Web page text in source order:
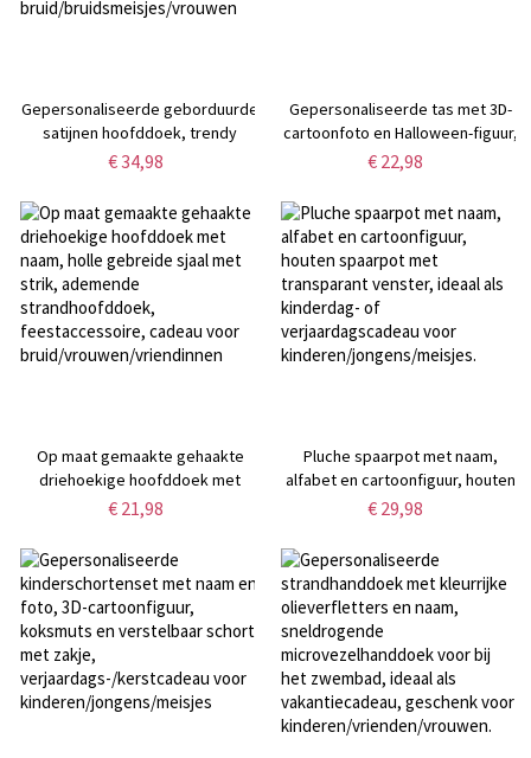
Gepersonaliseerde geborduurde
satijnen hoofddoek, trendy
hoofddoek voor strandvakantie,
vrijgezellenfeest,
huwelijksgeschenk voor
bruid/bruidsmeisjes/vrouwen
€ 34,98
Gepersonaliseerde tas met 3D-
cartoonfoto en Halloween-figuur,
inclusief naam, ruime tas van
cadeau voor kinderen.
€ 22,98
Op maat gemaakte gehaakte
driehoekige hoofddoek met
naam, holle gebreide sjaal met
strandhoofddoek,
feestaccessoire, cadeau voor
bruid/vrouwen/vriendinnen
€ 21,98
Pluche spaarpot met naam,
alfabet en cartoonfiguur, houten
spaarpot met transparant
verjaardagscadeau voor
kinderen/jongens/meisjes.
€ 29,98